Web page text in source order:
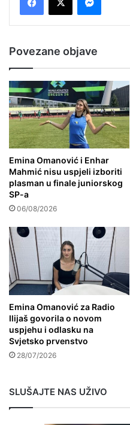
Povezane objave
Emina Omanović i Enhar
Mahmić nisu uspjeli izboriti
plasman u finale juniorskog
SP-a
06/08/2026
Emina Omanović za Radio
Ilijaš govorila o novom
uspjehu i odlasku na
Svjetsko prvenstvo
28/07/2026
SLUŠAJTE NAS UŽIVO